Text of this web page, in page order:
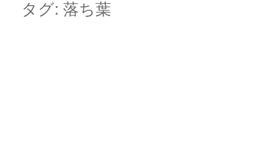
contentタグ: 落ち葉